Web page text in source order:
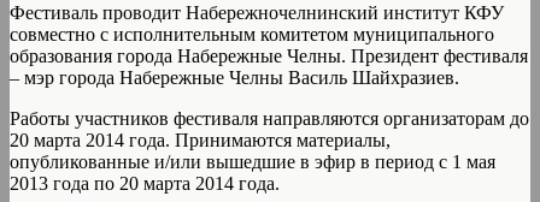
Фестиваль проводит Набережночелнинский институт КФУ
совместно с исполнительным комитетом муниципального
образования города Набережные Челны. Президент фестиваля
– мэр города Набережные Челны Василь Шайхразиев.
Работы участников фестиваля направляются организаторам до
20 марта 2014 года. Принимаются материалы,
опубликованные и/или вышедшие в эфир в период с 1 мая
2013 года по 20 марта 2014 года.